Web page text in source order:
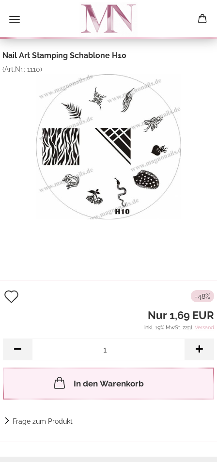
Nail Art Stamping Schablone H10
(Art.Nr.: 1110)
-48%
Nur 1,69 EUR
inkl. 19% MwSt. zzgl. Versand
In den Warenkorb
Frage zum Produkt